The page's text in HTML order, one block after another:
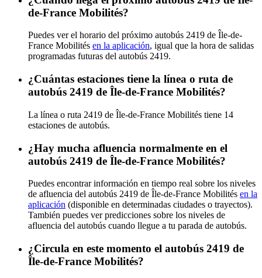
de-France Mobilités?
Puedes ver el horario del próximo autobús 2419 de Île-de-
France Mobilités en la aplicación, igual que la hora de salidas
programadas futuras del autobús 2419.
¿Cuántas estaciones tiene la línea o ruta de
autobús 2419 de Île-de-France Mobilités?
La línea o ruta 2419 de Île-de-France Mobilités tiene 14
estaciones de autobús.
¿Hay mucha afluencia normalmente en el
autobús 2419 de Île-de-France Mobilités?
Puedes encontrar información en tiempo real sobre los niveles
de afluencia del autobús 2419 de Île-de-France Mobilités en la
aplicación (disponible en determinadas ciudades o trayectos).
También puedes ver predicciones sobre los niveles de
afluencia del autobús cuando llegue a tu parada de autobús.
¿Circula en este momento el autobús 2419 de
Île-de-France Mobilités?